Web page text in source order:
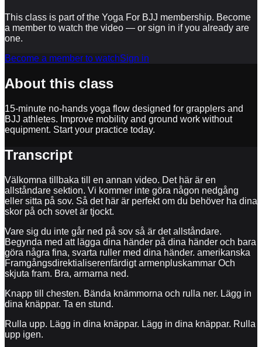
This class is part of the Yoga For BJJ membership. Become
a member to watch the video — or sign in if you already are
one.
Become a member to watchSign in
About this class
15-minute no-hands yoga flow designed for grapplers and
BJJ athletes. Improve mobility and ground work without
equipment. Start your practice today.
Transcript
Välkomna tillbaka till en annan video. Det här är en
allståndare sektion. Vi kommer inte göra någon nedgång
eller sitta på sov. Så det här är perfekt om du behöver ha dina
skor på och sovet är tjockt.
Vare sig du inte går ned på sov så är det allståndare.
Begynda med att lägga dina händer på dina händer och bara
göra några fina, svarta ruller med dina händer. amerikanska
Framgångsdirektialiserenfärdigt armenpluskammar Och
skjuta fram. Bra, armarna ned.
Knapp till chesten. Bända knämmorna och rulla ner. Lägg in
dina knäppar. Ta en stund.
Rulla upp. Lägg in dina knäppar. Lägg in dina knäppar. Rulla
upp igen.